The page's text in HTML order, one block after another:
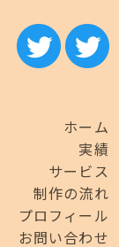
ホーム
実績
サービス
制作の流れ
プロフィール
お問い合わせ